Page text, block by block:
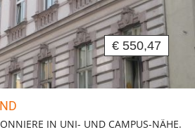
€ 550,47
IN UNI- UND CAMPUS-NÄHE.